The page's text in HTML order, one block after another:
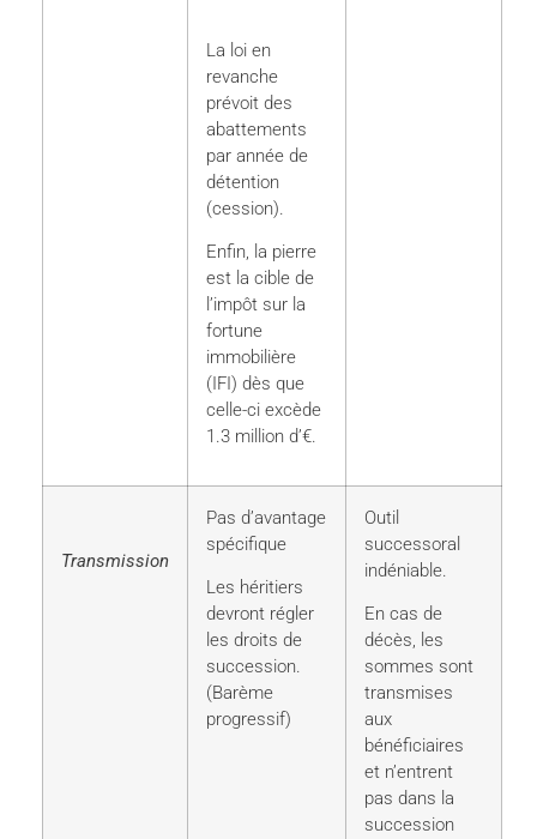
La loi en
revanche
prévoit des
abattements
par année de
détention
(cession).
Enfin, la pierre
est la cible de
l’impôt sur la
fortune
immobilière
(IFI) dès que
celle-ci excède
1.3 million d’€.
Transmission
Pas d’avantage
spécifique
Les héritiers
devront régler
les droits de
succession.
(Barème
progressif)
Outil
successoral
indéniable.
En cas de
décès, les
sommes sont
transmises
aux
bénéficiaires
et n’entrent
pas dans la
succession